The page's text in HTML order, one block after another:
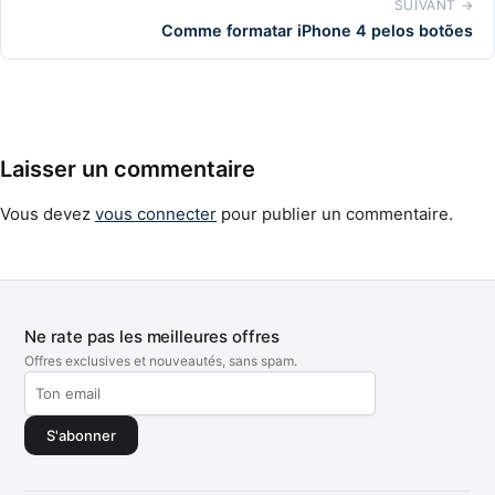
SUIVANT →
Comme formatar iPhone 4 pelos botões
Laisser un commentaire
Vous devez vous connecter pour publier un commentaire.
Ne rate pas les meilleures offres
Offres exclusives et nouveautés, sans spam.
S'abonner